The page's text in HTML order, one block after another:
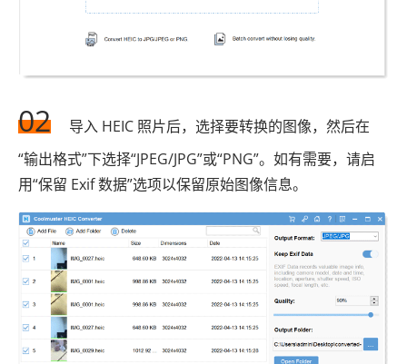
02
导入 HEIC 照片后，选择要转换的图像，然后在
“输出格式”下选择“JPEG/JPG”或“PNG”。如有需要，请启
用“保留 Exif 数据”选项以保留原始图像信息。